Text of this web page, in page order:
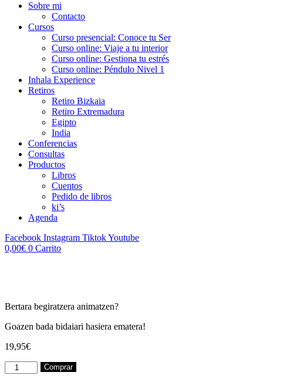
Sobre mi
Contacto
Cursos
Curso presencial: Conoce tu Ser
Curso online: Viaje a tu interior
Curso online: Gestiona tu estrés
Curso online: Péndulo Nivel 1
Inhala Experience
Retiros
Retiro Bizkaia
Retiro Extremadura
Egipto
India
Conferencias
Consultas
Productos
Libros
Cuentos
Pedido de libros
ki’s
Agenda
Facebook Instagram TiktokYoutube
0,00€ 0 Carrito
Bertara begiratzera animatzen?
Goazen bada bidaiari hasiera ematera!
19,95€
Zure
bihotzean
Comprar